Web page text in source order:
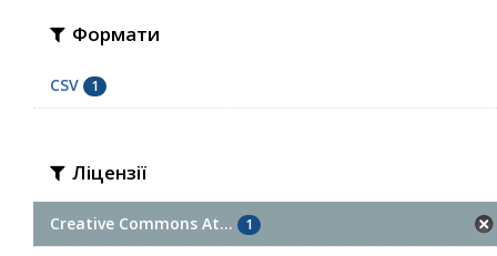
Формати
CSV 1
Ліцензії
Creative Commons At... 1